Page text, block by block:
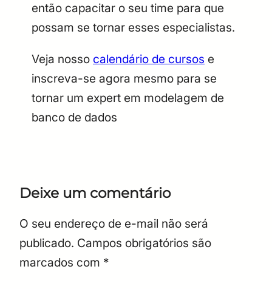
então capacitar o seu time para que
possam se tornar esses especialistas.
Veja nosso calendário de cursos e
inscreva-se agora mesmo para se
tornar um expert em modelagem de
banco de dados
Deixe um comentário
O seu endereço de e-mail não será
publicado. Campos obrigatórios são
marcados com *